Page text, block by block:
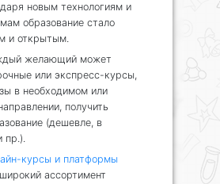
новым технологиям и
образование стало
и открытым.
желающий может
или экспресс-курсы,
в необходимом или
получить
(дешевле, в
пр.).
курсы и платформы
ассортимент